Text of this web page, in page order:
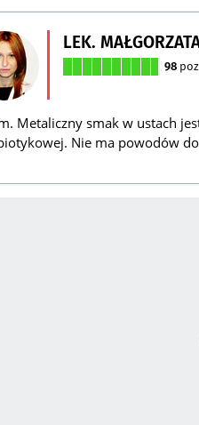
LEK.
98
Metaliczny smak w ustach
Nie ma powodów